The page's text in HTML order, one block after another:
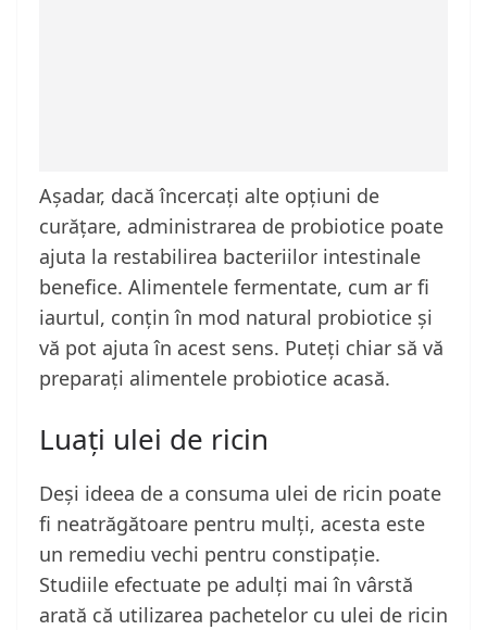
Așadar, dacă încercați alte opțiuni de
curățare, administrarea de probiotice poate
ajuta la restabilirea bacteriilor intestinale
benefice. Alimentele fermentate, cum ar fi
iaurtul, conțin în mod natural probiotice și
vă pot ajuta în acest sens. Puteți chiar să vă
preparați alimentele probiotice acasă.
Luați ulei de ricin
Deși ideea de a consuma ulei de ricin poate
fi neatrăgătoare pentru mulți, acesta este
un remediu vechi pentru constipație.
Studiile efectuate pe adulți mai în vârstă
arată că utilizarea pachetelor cu ulei de ricin